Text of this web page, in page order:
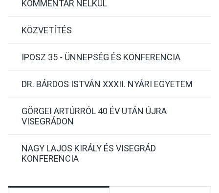
KOMMENTÁR NÉLKÜL
KÖZVETÍTÉS
IPOSZ 35 - ÜNNEPSÉG ÉS KONFERENCIA
DR. BÁRDOS ISTVÁN XXXII. NYÁRI EGYETEM
GÖRGEI ARTÚRRÓL 40 ÉV UTÁN ÚJRA
VISEGRÁDON
NAGY LAJOS KIRÁLY ÉS VISEGRÁD
KONFERENCIA